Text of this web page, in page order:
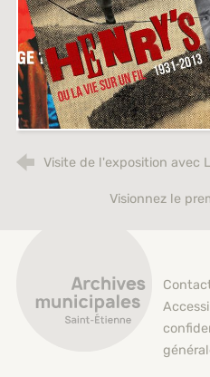
Visite de l'exposition avec
Visionnez le